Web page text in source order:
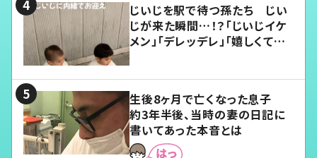
じいじを駅で待つ孫たち じい
じが来た瞬間…！？「じいじイケ
メン」「デレッデレ」「嬉しくて可
生後8ヶ月で亡くなった息子
約3年半後、当時の妻の日記に
書いてあった本音とは